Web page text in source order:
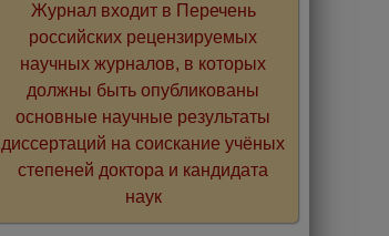
Журнал входит в Перечень
российских рецензируемых
научных журналов, в которых
должны быть опубликованы
основные научные результаты
диссертаций на соискание учёных
степеней доктора и кандидата
наук